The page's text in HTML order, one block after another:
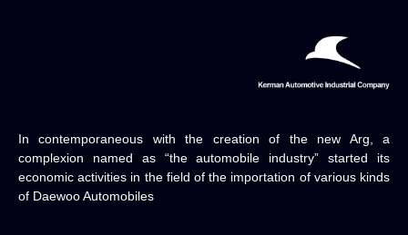
In contemporaneous with the creation of the new Arg, a
complexion named as “the automobile industry” started its
economic activities in the field of the importation of various kinds
of Daewoo Automobiles